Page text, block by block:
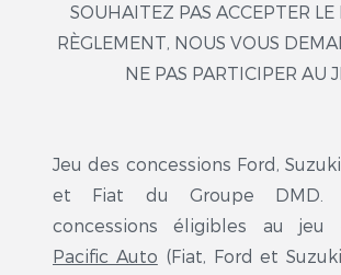
SOUHAITEZ PAS ACCEPTER LE
RÈGLEMENT, NOUS VOUS
NE PAS PARTICIPER AU
Jeu des concessions Ford,
et Fiat du Groupe DMD.
concessions éligibles au jeu
Pacific Auto (Fiat, Ford et